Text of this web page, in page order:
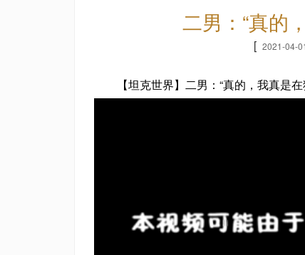
二男：“真的
[ 2021-04-
【坦克世界】二男：“真的，我真是